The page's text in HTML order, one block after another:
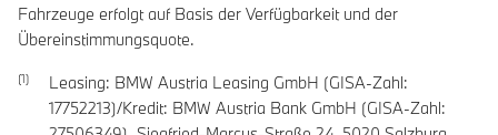
Fahrzeuge erfolgt auf Basis der Verfügbarkeit und der
Übereinstimmungsquote.
Leasing: BMW Austria Leasing GmbH (GISA-Zahl:
17752213)/Kredit: BMW Austria Bank GmbH (GISA-Zahl: